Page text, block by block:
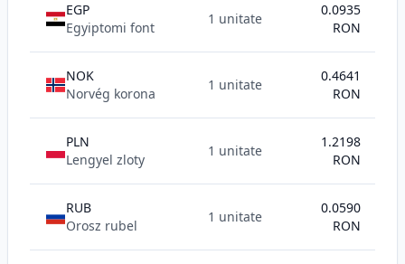
EGP
Egyiptomi font
1 unitate
0.0935
RON
NOK
Norvég korona
1 unitate
0.4641
RON
PLN
Lengyel zloty
1 unitate
1.2198
RON
RUB
Orosz rubel
1 unitate
0.0590
RON